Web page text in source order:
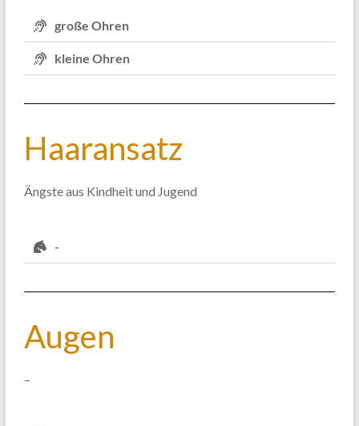
große Ohren
kleine Ohren
Haaransatz
Ängste aus Kindheit und Jugend
-
Augen
–